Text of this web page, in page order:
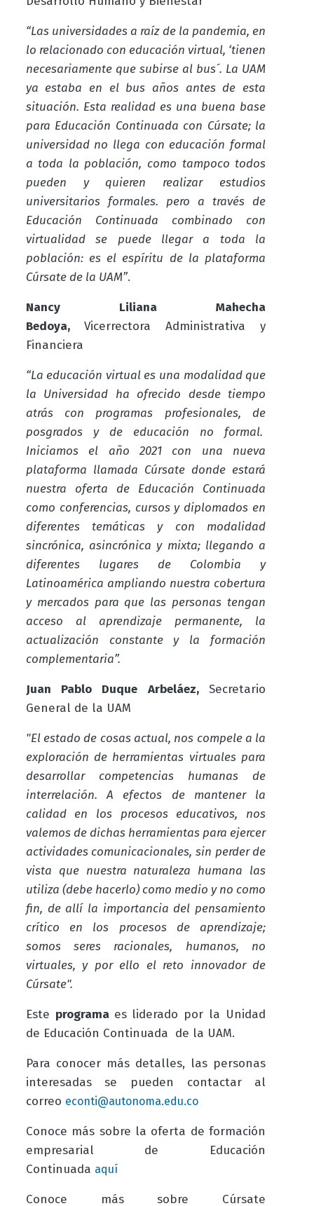
“Las universidades a raíz de la pandemia, en
lo relacionado con educación virtual, ‘tienen
necesariamente que subirse al bus´. La UAM
ya estaba en el bus años antes de esta
situación. Esta realidad es una buena base
para Educación Continuada con Cúrsate; la
universidad no llega con educación formal
a toda la población, como tampoco todos
pueden y quieren realizar estudios
universitarios formales. pero a través de
Educación Continuada combinado con
virtualidad se puede llegar a toda la
población: es el espíritu de la plataforma
Cúrsate de la UAM”.
Nancy Liliana Mahecha
Bedoya, Vicerrectora Administrativa y
Financiera
“La educación virtual es una modalidad que
la Universidad ha ofrecido desde tiempo
atrás con programas profesionales, de
posgrados y de educación no formal.
Iniciamos el año 2021 con una nueva
plataforma llamada Cúrsate donde estará
nuestra oferta de Educación Continuada
como conferencias, cursos y diplomados en
diferentes temáticas y con modalidad
sincrónica, asincrónica y mixta; llegando a
diferentes lugares de Colombia y
Latinoamérica ampliando nuestra cobertura
y mercados para que las personas tengan
acceso al aprendizaje permanente, la
actualización constante y la formación
complementaria”.
Juan Pablo Duque Arbeláez,Secretario
General de la UAM
"El estado de cosas actual, nos compele a la
exploración de herramientas virtuales para
desarrollar competencias humanas de
interrelación. A efectos de mantener la
calidad en los procesos educativos, nos
valemos de dichas herramientas para ejercer
actividades comunicacionales, sin perder de
vista que nuestra naturaleza humana las
utiliza (debe hacerlo) como medio y no como
fin, de allí la importancia del pensamiento
crítico en los procesos de aprendizaje;
somos seres racionales, humanos, no
virtuales, y por ello el reto innovador de
Cúrsate".
Este programa es liderado por la Unidad
de Educación Continuada de la UAM.
Para conocer más detalles, las personas
interesadas se pueden contactar al
correo econti@autonoma.edu.co
Conoce más sobre la oferta de formación
empresarial de Educación
Continuada aquí
Conoce más sobre Cúrsate